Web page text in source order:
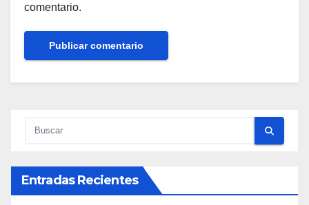
comentario.
Entradas Recientes